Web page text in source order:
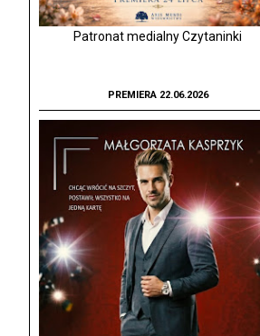
Patronat medialny Czytaninki
PREMIERA 22.06.2026